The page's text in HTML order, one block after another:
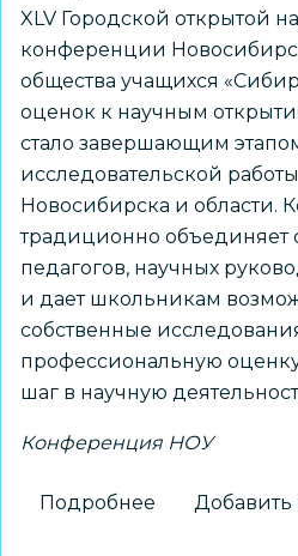
XLV Городской открытой
конференции
общества учащихся
оценок к научным
стало завершающим
исследовательской
Новосибирска и области.
традиционно объединяет
педагогов, научных
и дает школьникам
собственные
профессиональную
шаг в научную
Конференция НОУ
Подробнее